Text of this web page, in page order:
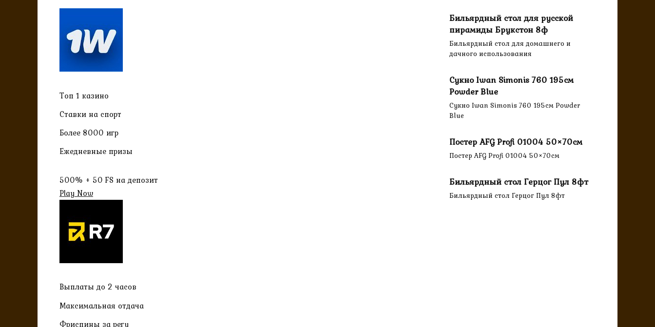
Топ 1 казино
Ставки на спорт
Более 8000 игр
Ежедневные призы
500% + 50 FS на депозит
Play Now
Выплаты до 2 часов
Максимальная отдача
Фриспины за регу
Бильярдный стол для русской
пирамиды Брукстон 8ф
Бильярдный стол для домашнего и
дачного использования
Сукно Iwan Simonis 760 195см
Powder Blue
Сукно Iwan Simonis 760 195см Powder
Blue
Постер AFG Profi 01004 50×70см
Постер AFG Profi 01004 50×70см
Бильярдный стол Герцог Пул 8фт
Бильярдный стол Герцог Пул 8фт